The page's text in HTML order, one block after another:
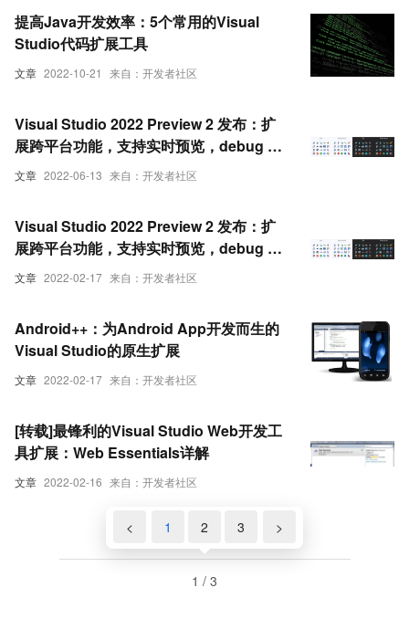
文章 2022-10-21 来自：开发者社区
提高Java开发效率：5个常用的Visual
Studio代码扩展工具
文章 2022-06-13 来自：开发者社区
Visual Studio 2022 Preview 2 发布：扩
展跨平台功能，支持实时预览，debug 更
高效
文章 2022-02-17 来自：开发者社区
Visual Studio 2022 Preview 2 发布：扩
展跨平台功能，支持实时预览，debug 更
高效
文章 2022-02-17 来自：开发者社区
Android++：为Android App开发而生的
Visual Studio的原生扩展
文章 2022-02-16 来自：开发者社区
[转载]最锋利的Visual Studio Web开发工
具扩展：Web Essentials详解
< 1 2 3 >
1 / 3